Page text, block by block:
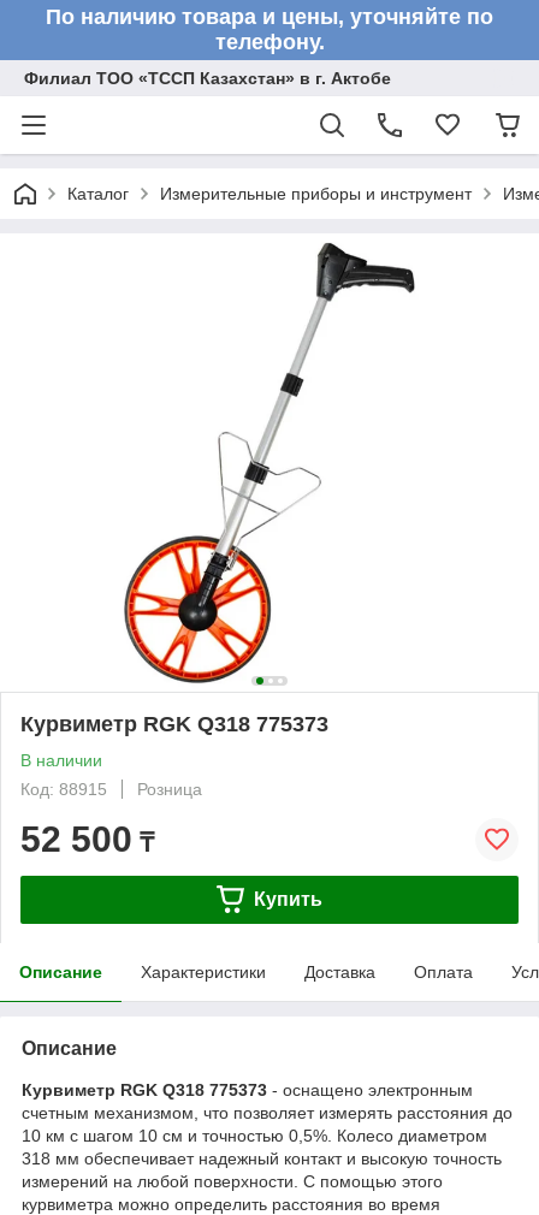
По наличию товара и цены, уточняйте по
телефону.
Филиал ТОО «ТССП Казахстан» в г. Актобе
Каталог Измерительные приборы и инструмент
Курвиметр RGK Q318 775373
В наличии
Код: 88915
Розница
52 500 ₸
Купить
Описание Характеристики Доставка Оплата
Описание
Курвиметр RGK Q318 775373 - оснащено электронным
счетным механизмом, что позволяет измерять расстояния до
10 км с шагом 10 см и точностью 0,5%. Колесо диаметром
318 мм обеспечивает надежный контакт и высокую точность
измерений на любой поверхности. С помощью этого
курвиметра можно определить расстояния во время